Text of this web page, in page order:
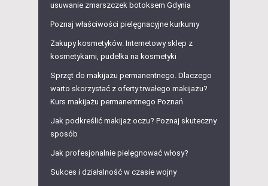
usuwanie zmarszczek botoksem Gdynia
Poznaj właściwości pielęgnacyjne kurkumy
Zakupy kosmetyków. Internetowy sklep z
kosmetykami, pudełka na kosmetyki
Sprzęt do makijażu permanentnego. Dlaczego
warto skorzystać z oferty trwałego makijażu?
Kurs makijażu permanentnego Poznań
Jak podkreślić makijaż oczu? Poznaj skuteczny
sposób
Jak profesjonalnie pielęgnować włosy?
Sukces i działalność w czasie wojny